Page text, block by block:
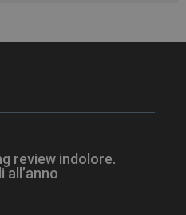
review indolore.
all’anno